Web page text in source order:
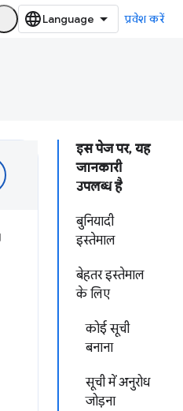
प्रवेश करें
इस पेज पर, यह
जानकारी
उपलब्ध है
बुनियादी
इस्तेमाल
बेहतर इस्तेमाल
के लिए
कोई सूची
बनाना
सूची में अनुरोध
जोड़ना